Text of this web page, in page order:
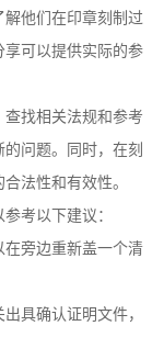
他们在印章刻制过
可以提供实际的参
找相关法规和参考
问题。同时，在刻
法性和有效性。
考以下建议：
旁边重新盖一个清
具确认证明文件，